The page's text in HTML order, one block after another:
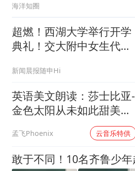
发展）“十五五”规划中的
高校相关表述！
海洋知圈
超燃！西湖大学举行开学
典礼！交大附中女生代表
新闻晨报随申Hi
英语美文朗读：莎士比亚-
金色太阳从未如此甜美吻
孟飞Phoenix 云音乐特供